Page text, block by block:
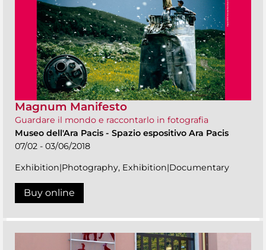
Magnum Manifesto
Guardare il mondo e raccontarlo in fotografia
Museo dell'Ara Pacis - Spazio espositivo Ara Pacis
07/02 - 03/06/2018
Exhibition|Photography, Exhibition|Documentary
Buy online